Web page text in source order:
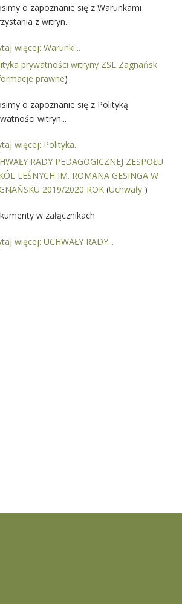
o zapoznanie się z Warunkami
z witryn...
więcej: Warunki...
prywatności witryny ZSL Zagnańsk
prawne)
o zapoznanie się z Polityką
witryn...
więcej: Polityka...
RADY PEDAGOGICZNEJ ZESPOŁU
LEŚNYCH IM. ROMANA GESINGA W
2019/2020 ROK (Uchwały )
w załącznikach
więcej: UCHWAŁY RADY...